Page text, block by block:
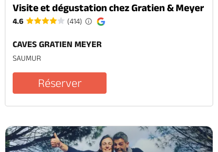
Visite et dégustation chez Gratien & Meyer
4.6 (414)
CAVES GRATIEN MEYER
SAUMUR
Réserver